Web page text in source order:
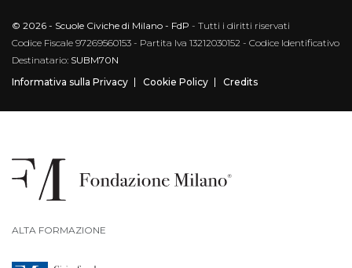
© 2026 - Scuole Civiche di Milano - FdP - Tutti i diritti riservati
Codice Fiscale 97269560153 - Partita Iva 13212030152 - Codice Identificativo
Destinatario: SUBM70N
Informativa sulla Privacy
Cookie Policy Credits
ALTA FORMAZIONE